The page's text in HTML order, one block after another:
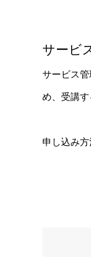
サービ
サービス
め、受講す
申し込み